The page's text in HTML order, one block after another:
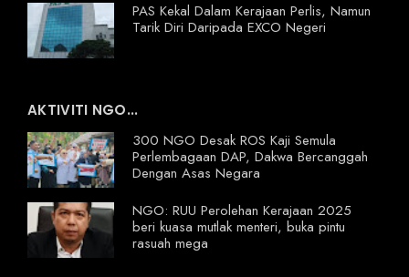
PAS Kekal Dalam Kerajaan Perlis, Namun
Tarik Diri Daripada EXCO Negeri
AKTIVITI NGO...
300 NGO Desak ROS Kaji Semula
Perlembagaan DAP, Dakwa Bercanggah
Dengan Asas Negara
NGO: RUU Perolehan Kerajaan 2025
beri kuasa mutlak menteri, buka pintu
rasuah mega